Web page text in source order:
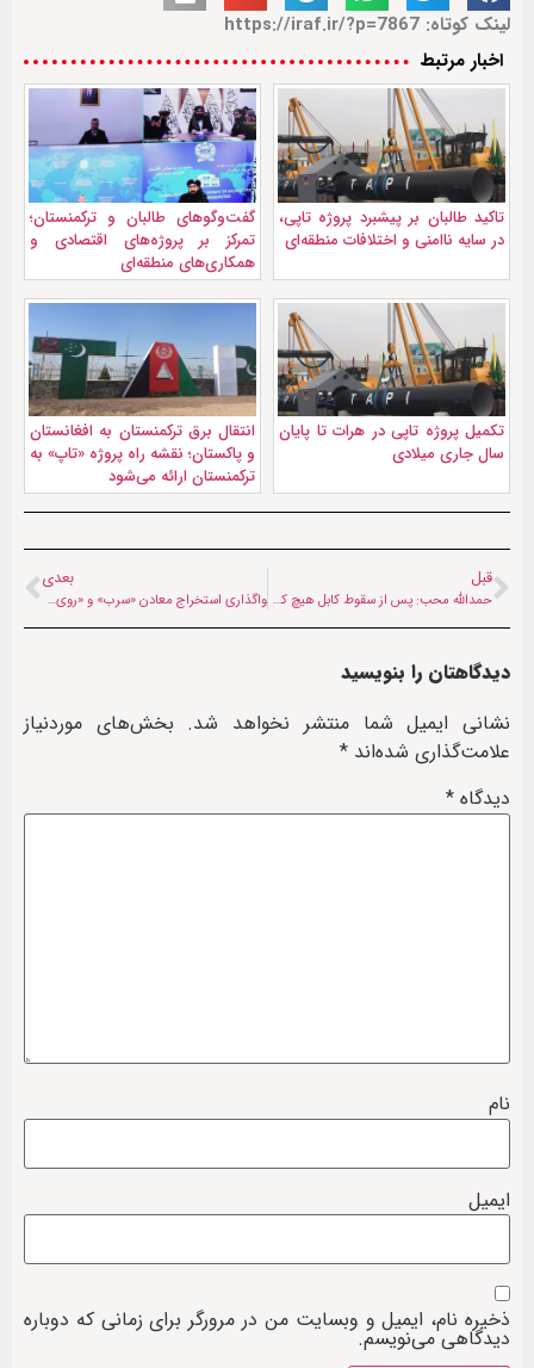
لینک کوتاه: https://iraf.ir/?p=7867
اخبار مرتبط
تاکید طالبان بر پیشبرد پروژه تاپی،
در سایه ناامنی و اختلافات منطقه‌ای
گفت‌وگو‌های طالبان و ترکمنستان؛
تمرکز بر پروژه‌های اقتصادی و
همکاری‌های منطقه‌ای
تکمیل پروژه تاپی در هرات تا پایان
سال جاری میلادی
انتقال برق ترکمنستان به افغانستان
و پاکستان؛ نقشه راه پروژه «تاپ» به
ترکمنستان ارائه می‌شود
قبل
حمدالله محب: پس از سقوط کابل هیچ کشوری به اشرف‌غنی پناه نداد
بعدی
واگذاری استخراج معادن «سرب» و «روی» ولایت غور به دو شرکت خصوصی
دیدگاهتان را بنویسید
نشانی ایمیل شما منتشر نخواهد شد. بخش‌های موردنیاز
علامت‌گذاری شده‌اند *
دیدگاه *
نام
ایمیل
ذخیره نام، ایمیل و وبسایت من در مرورگر برای زمانی که دوباره
دیدگاهی می‌نویسم.